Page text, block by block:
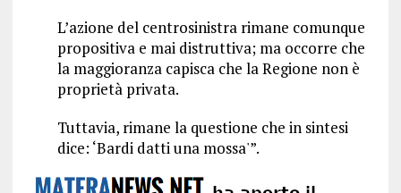
L’azione del centrosinistra rimane comunque
propositiva e mai distruttiva; ma occorre che
la maggioranza capisca che la Regione non è
proprietà privata.
Tuttavia, rimane la questione che in sintesi
dice: ‘Bardi datti una mossa'”.